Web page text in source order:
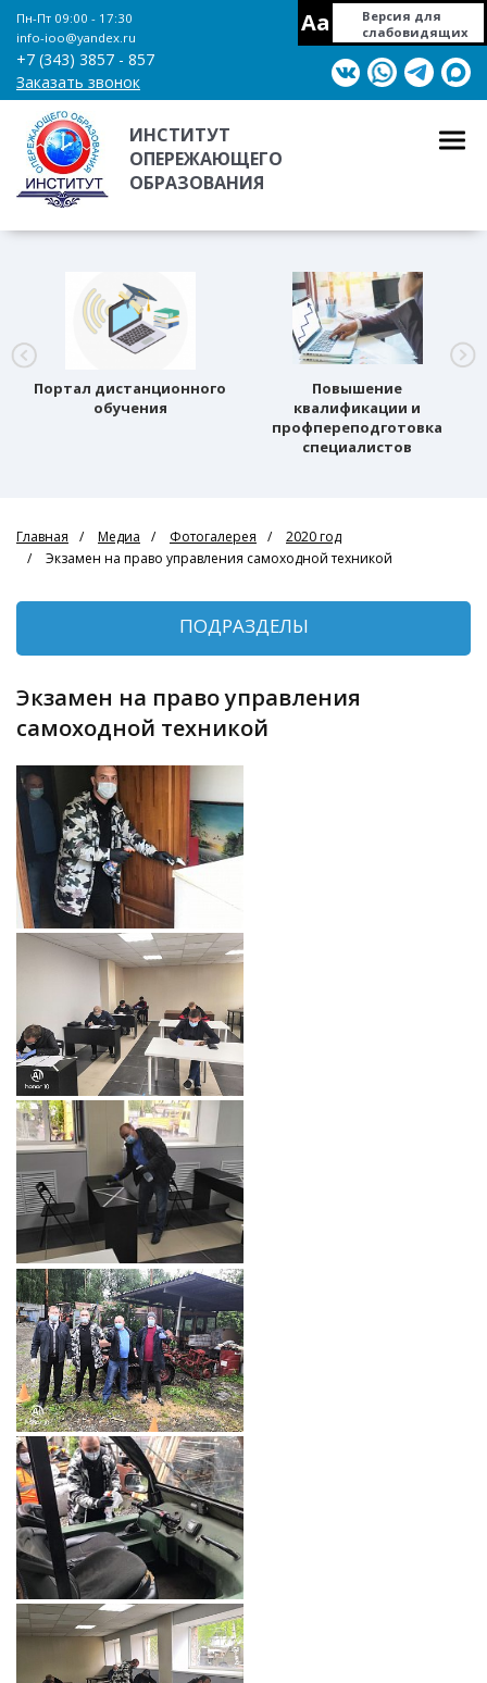
Пн-Пт 09:00 - 17:30
info-ioo@yandex.ru
+7 (343) 3857 - 857
Заказать звонок
Aa
Версия для
слабовидящих
ИНСТИТУТ
ОПЕРЕЖАЮЩЕГО
ОБРАЗОВАНИЯ
Портал дистанционного
обучения
Повышение
квалификации и
профпереподготовка
специалистов
Главная Медиа Фотогалерея
2020 год
Экзамен на право управления самоходной техникой
ПОДРАЗДЕЛЫ
Экзамен на право управления
самоходной техникой